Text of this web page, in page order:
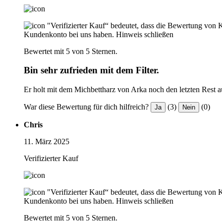
"Verifizierter Kauf“ bedeutet, dass die Bewertung von
Kundenkonto bei uns haben. Hinweis schließen
Bewertet mit 5 von 5 Sternen.
Bin sehr zufrieden mit dem Filter.
Er holt mit dem Michbettharz von Arka noch den letzten Rest
War diese Bewertung für dich hilfreich? Ja (3) Nein (0)
Chris
11. März 2025
Verifizierter Kauf
"Verifizierter Kauf“ bedeutet, dass die Bewertung von
Kundenkonto bei uns haben. Hinweis schließen
Bewertet mit 5 von 5 Sternen.